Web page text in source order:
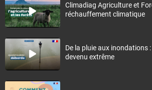
Climadiag Agriculture et
réchauffement climatique
De la pluie aux inondations
devenu extrême